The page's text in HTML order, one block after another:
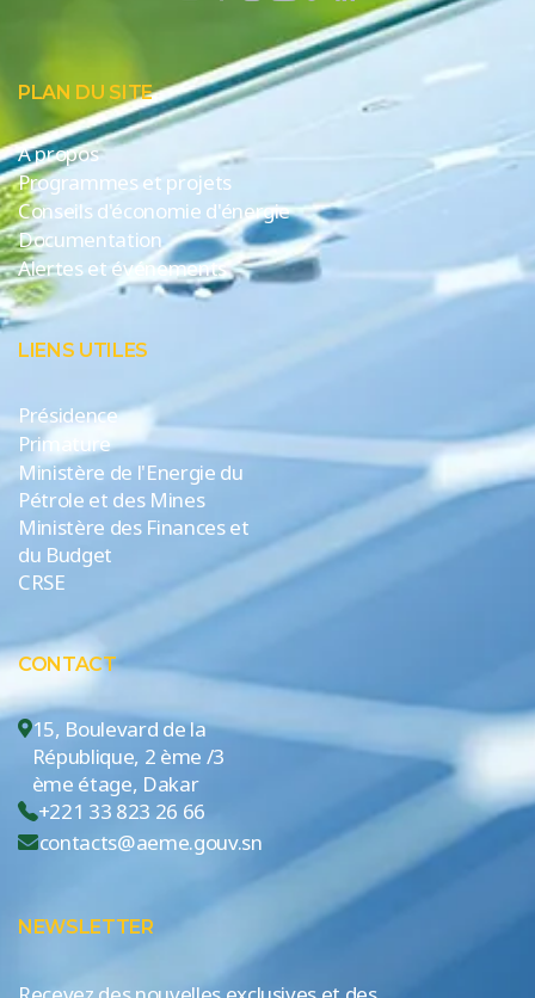
PLAN DU SITE
A propos
Programmes et projets
Conseils d'économie d'énergie
Documentation
Alertes et événements
LIENS UTILES
Présidence
Primature
Ministère de l'Energie du
Pétrole et des Mines
Ministère des Finances et
du Budget
CRSE
CONTACT
15, Boulevard de la
République, 2 ème /3
ème étage, Dakar
+221 33 823 26 66
contacts@aeme.gouv.sn
NEWSLETTER